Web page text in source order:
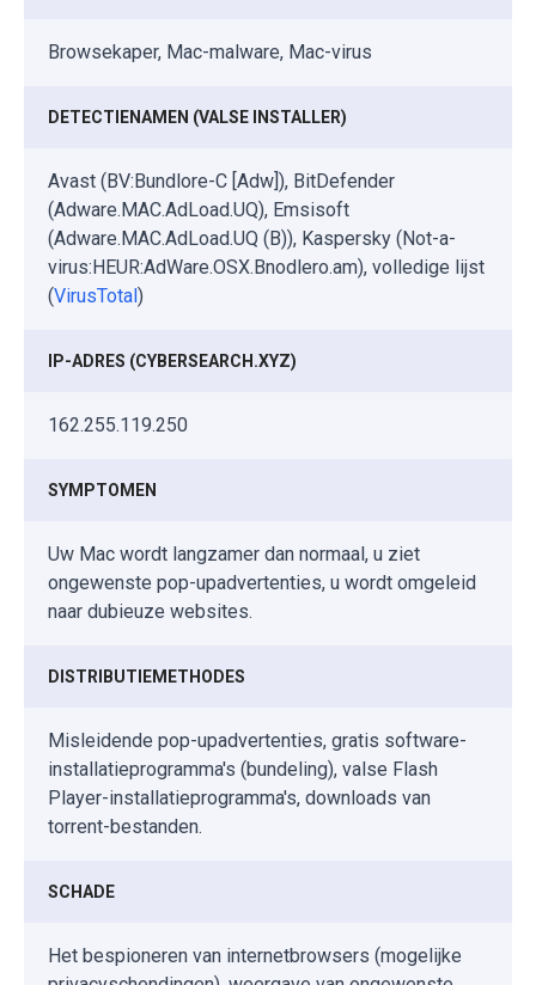
Browsekaper, Mac-malware, Mac-virus
DETECTIENAMEN (VALSE INSTALLER)
Avast (BV:Bundlore-C [Adw]), BitDefender
(Adware.MAC.AdLoad.UQ), Emsisoft
(Adware.MAC.AdLoad.UQ (B)), Kaspersky (Not-a-
virus:HEUR:AdWare.OSX.Bnodlero.am), volledige lijst
(VirusTotal )
IP-ADRES (CYBERSEARCH.XYZ)
162.255.119.250
SYMPTOMEN
Uw Mac wordt langzamer dan normaal, u ziet
ongewenste pop-upadvertenties, u wordt omgeleid
naar dubieuze websites.
DISTRIBUTIEMETHODES
Misleidende pop-upadvertenties, gratis software-
installatieprogramma's (bundeling), valse Flash
Player-installatieprogramma's, downloads van
torrent-bestanden.
SCHADE
Het bespioneren van internetbrowsers (mogelijke